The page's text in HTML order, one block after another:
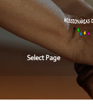
Select Page